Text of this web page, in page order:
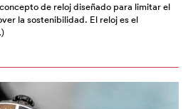
de reloj diseñado para limitar el
la sostenibilidad. El reloj es el